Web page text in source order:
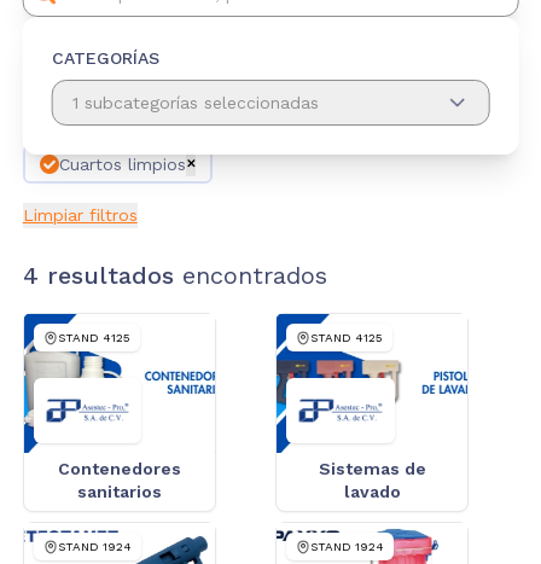
CATEGORÍAS
1 subcategorías seleccionadas
Cuartos limpios✕
Limpiar filtros
4 resultados encontrados
STAND 4125
Contenedores
sanitarios
STAND 4125
Sistemas de
lavado
STAND 1924 STAND 1924